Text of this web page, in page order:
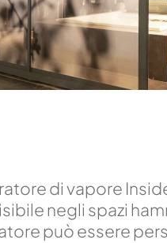
di vapore
negli spazi
può essere